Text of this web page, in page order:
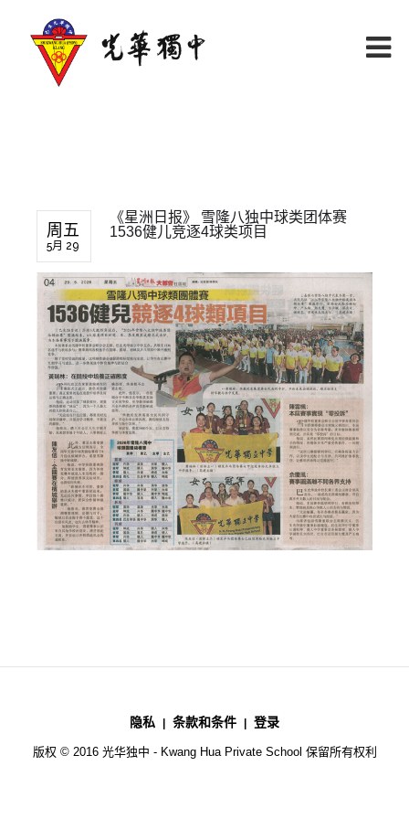
周五
5月 29
《星洲日报》 雪隆八独中球类团体赛
1536健儿竞逐4球类项目
隐私 条款和条件 登录
版权 © 2016 光华独中 - Kwang Hua Private School 保留所有权利